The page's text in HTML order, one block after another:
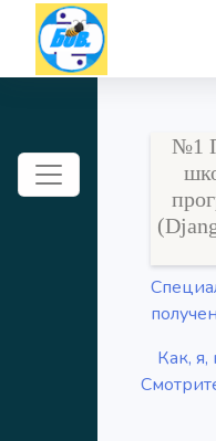
Toggle navigation
№1
Как, я,